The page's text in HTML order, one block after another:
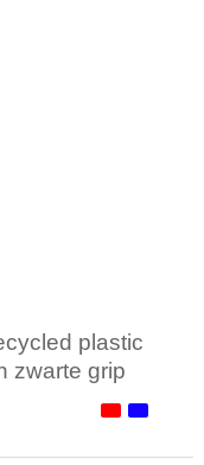
plastic
zwarte grip